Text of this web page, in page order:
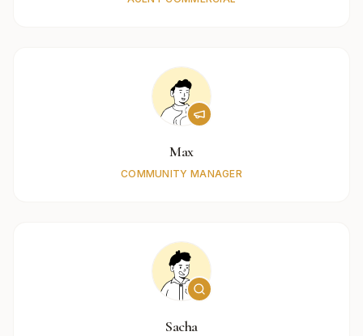
Max
COMMUNITY MANAGER
Sacha